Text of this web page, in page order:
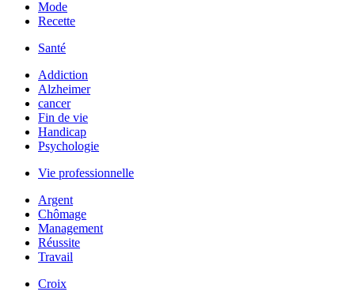
Mode
Recette
Santé
Addiction
Alzheimer
cancer
Fin de vie
Handicap
Psychologie
Vie professionnelle
Argent
Chômage
Management
Réussite
Travail
Croix